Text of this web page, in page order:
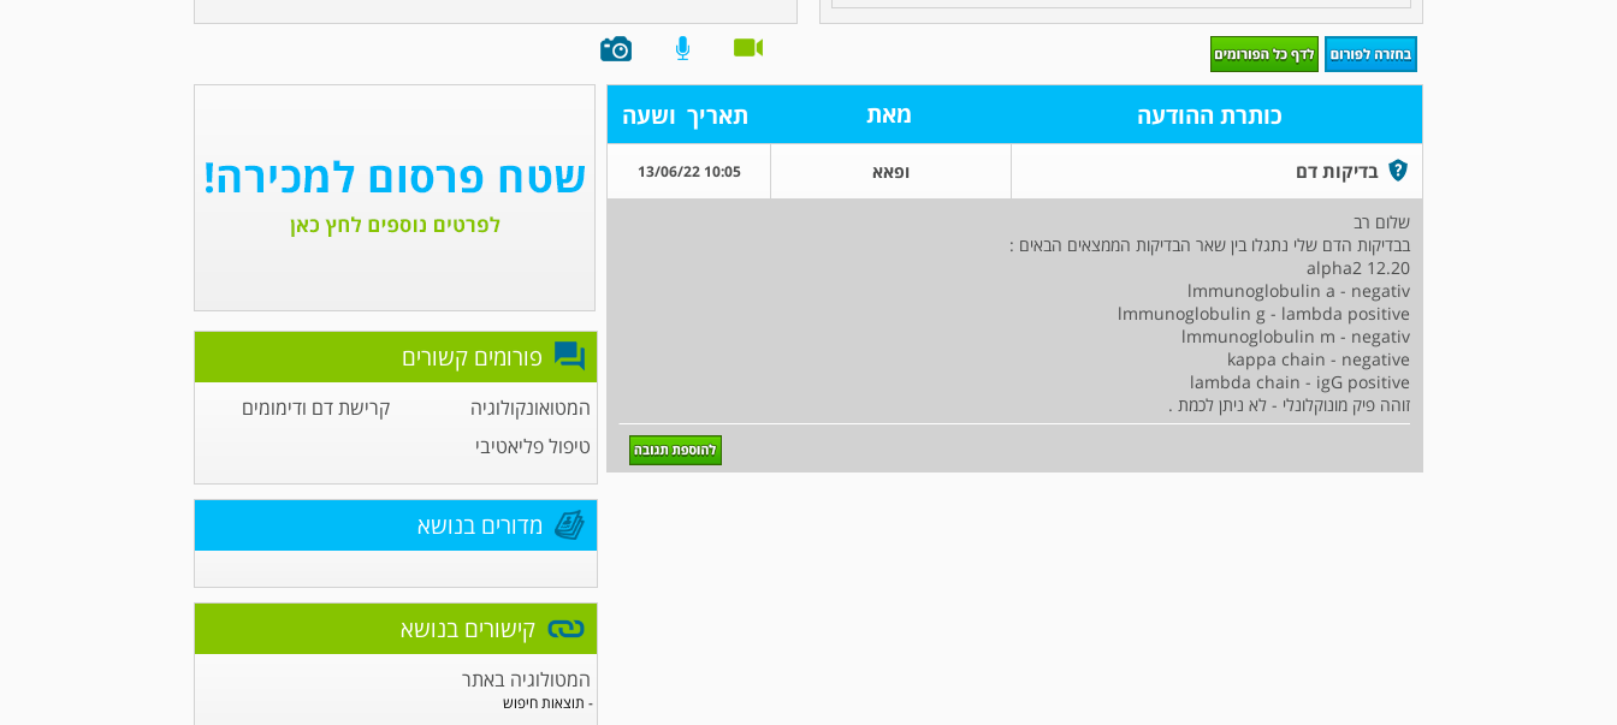
כותרת ההודעה מאת תאריך ושעה
בדיקות דם ופאא 10:05 13/06/22
שלום רב
בבדיקות הדם שלי נתגלו בין שאר הבדיקות הממצאים הבאים :
alpha2 12.20
lmmunoglobulin a - negativ
lmmunoglobulin g - lambda positive
lmmunoglobulin m - negativ
kappa chain - negative
lambda chain - igG positive
זוהה פיק מונוקלונלי - לא ניתן לכמת .
פורומים קשורים
המטואונקולוגיה
קרישת דם ודימומים
טיפול פליאטיבי
מדורים בנושא
קישורים בנושא
המטולוגיה באתר
- תוצאות חיפוש